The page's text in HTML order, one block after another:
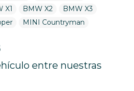
X1 BMW X2
BMW X3
MINI Countryman
entre nuestras